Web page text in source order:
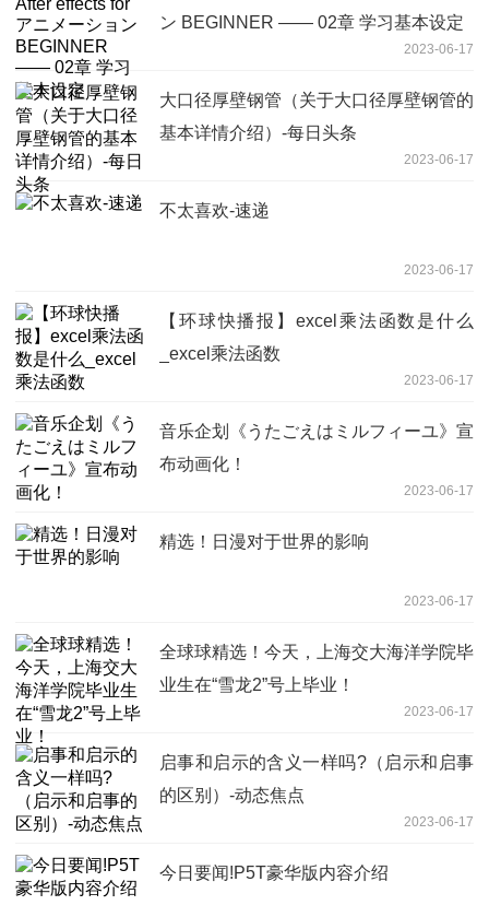
ン BEGINNER —— 02章 学习基本设定
2023-06-17
大口径厚壁钢管（关于大口径厚壁钢管的
基本详情介绍）-每日头条
2023-06-17
不太喜欢-速递
2023-06-17
【环球快播报】excel乘法函数是什么
_excel乘法函数
2023-06-17
音乐企划《うたごえはミルフィーユ》宣
布动画化！
2023-06-17
精选！日漫对于世界的影响
2023-06-17
全球球精选！今天，上海交大海洋学院毕
业生在“雪龙2”号上毕业！
2023-06-17
启事和启示的含义一样吗?（启示和启事
的区别）-动态焦点
2023-06-17
今日要闻!P5T豪华版内容介绍